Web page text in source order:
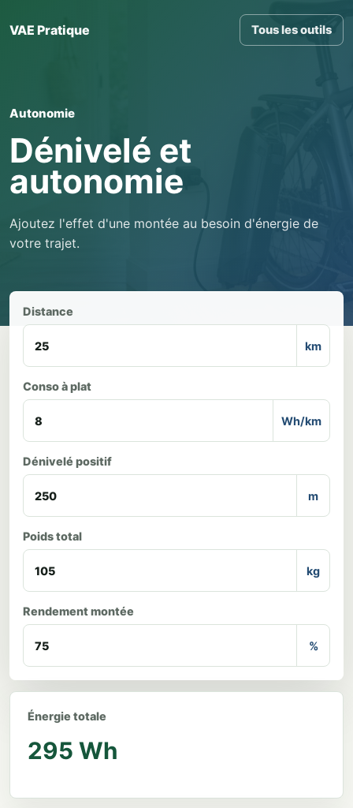
VAE Pratique Tous les outils
Autonomie
Dénivelé et
autonomie
Ajoutez l'effet d'une montée au besoin d'énergie de
votre trajet.
Distance
km
Conso à plat
Wh/km
Dénivelé positif
m
Poids total
kg
Rendement montée
%
Énergie totale
295 Wh